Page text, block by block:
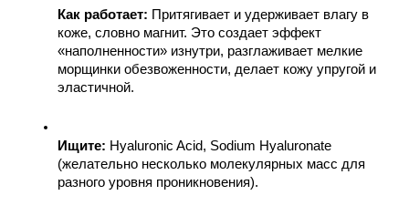
Как работает: Притягивает и удерживает влагу в
коже, словно магнит. Это создает эффект
«наполненности» изнутри, разглаживает мелкие
морщинки обезвоженности, делает кожу упругой и
эластичной.
Ищите: Hyaluronic Acid, Sodium Hyaluronate
(желательно несколько молекулярных масс для
разного уровня проникновения).